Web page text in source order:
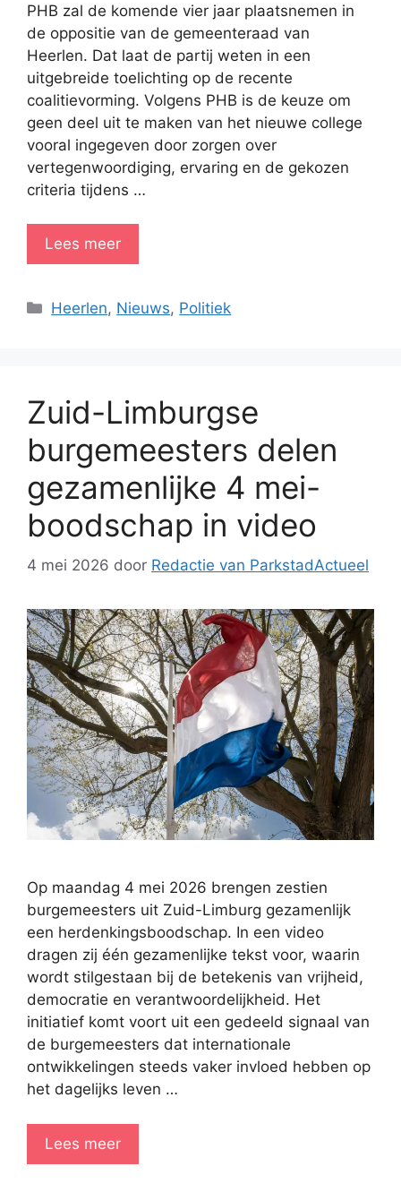
PHB zal de komende vier jaar plaatsnemen in
de oppositie van de gemeenteraad van
Heerlen. Dat laat de partij weten in een
uitgebreide toelichting op de recente
coalitievorming. Volgens PHB is de keuze om
geen deel uit te maken van het nieuwe college
vooral ingegeven door zorgen over
vertegenwoordiging, ervaring en de gekozen
criteria tijdens …
Lees meer
Categorieën
Heerlen, Nieuws, Politiek
Zuid-Limburgse
burgemeesters delen
gezamenlijke 4 mei-
boodschap in video
4 mei 2026 door Redactie van ParkstadActueel
Op maandag 4 mei 2026 brengen zestien
burgemeesters uit Zuid-Limburg gezamenlijk
een herdenkingsboodschap. In een video
dragen zij één gezamenlijke tekst voor, waarin
wordt stilgestaan bij de betekenis van vrijheid,
democratie en verantwoordelijkheid. Het
initiatief komt voort uit een gedeeld signaal van
de burgemeesters dat internationale
ontwikkelingen steeds vaker invloed hebben op
het dagelijks leven …
Lees meer